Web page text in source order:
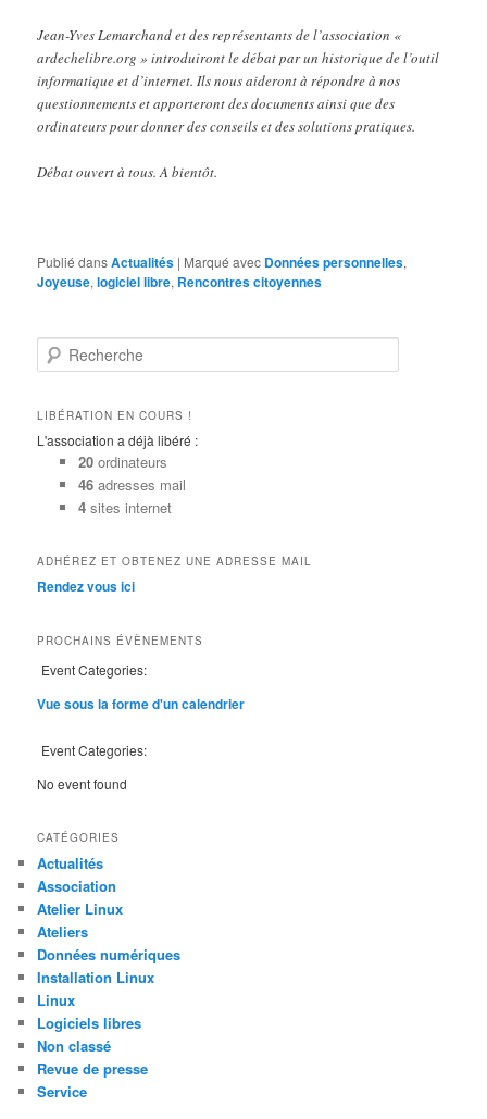
Jean-Yves Lemarchand et des représentants de l’association «
ardechelibre.org » introduiront le débat par un historique de l’outil
informatique et d’internet. Ils nous aideront à répondre à nos
questionnements et apporteront des documents ainsi que des
ordinateurs pour donner des conseils et des solutions pratiques.
Débat ouvert à tous. A bientôt.
Publié dansActualités | Marqué avec Données personnelles,
Joyeuse,logiciel libre, Rencontres citoyennes
e
h
r
LIBÉRATION EN COURS !
L'association a déjà libéré :
20ordinateurs
46adresses mail
4sites internet
ADHÉREZ ET OBTENEZ UNE ADRESSE MAIL
Rendez vous ici
PROCHAINS ÉVÈNEMENTS
Event Categories:
Vue sous la forme d'un calendrier
Event Categories:
No event found
CATÉGORIES
Actualités
Association
Atelier Linux
Ateliers
Données numériques
Installation Linux
Linux
Logiciels libres
Non classé
Revue de presse
Service